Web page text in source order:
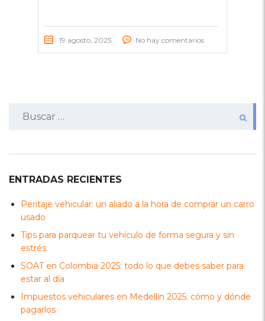
19 agosto, 2025 No hay comentarios
ENTRADAS RECIENTES
Peritaje vehicular: un aliado a la hora de comprar un carro
usado
Tips para parquear tu vehículo de forma segura y sin
estrés
SOAT en Colombia 2025: todo lo que debes saber para
estar al día
Impuestos vehiculares en Medellín 2025: cómo y dónde
pagarlos